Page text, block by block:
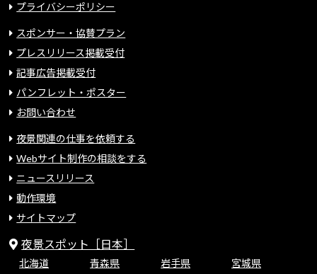
プライバシーポリシー
スポンサー・協賛プラン
プレスリリース掲載受付
記事広告掲載受付
パンフレット・ポスター
お問い合わせ
夜景関連の仕事を依頼する
Webサイト制作の相談をする
ニュースリリース
動作環境
サイトマップ
夜景スポット［日本］
北海道 青森県 岩手県
宮城県